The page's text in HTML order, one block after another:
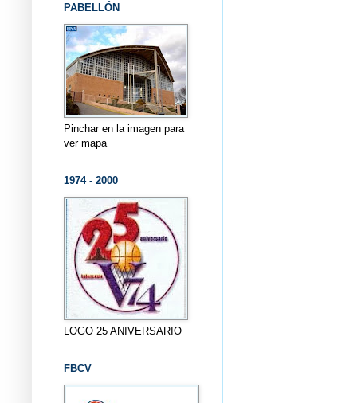
PABELLÓN
Pinchar en la imagen para
ver mapa
1974 - 2000
LOGO 25 ANIVERSARIO
FBCV